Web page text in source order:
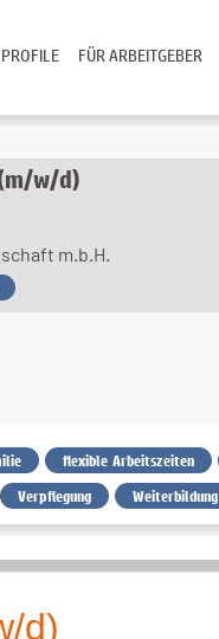
FÜR ARBEITGEBER
w/d)
m.b.H.
flexible Arbeitszeiten
Verpflegung Weiterbildung